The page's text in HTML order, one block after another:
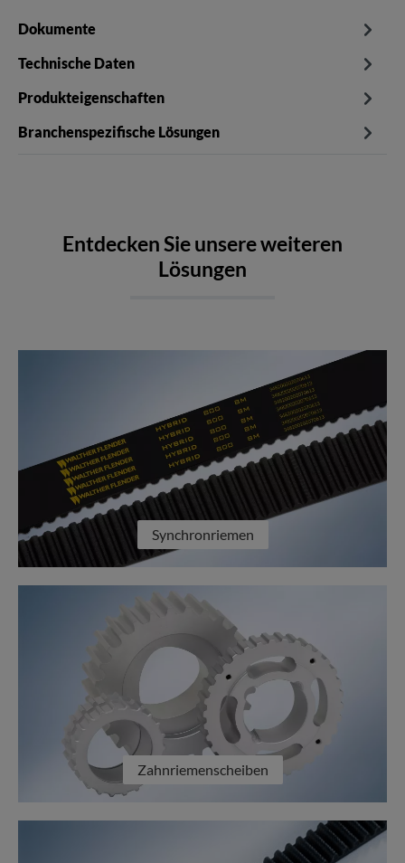
Dokumente
Technische Daten
Produkteigenschaften
Branchenspezifische Lösungen
Entdecken Sie unsere weiteren
Lösungen
Synchronriemen
Zahnriemenscheiben